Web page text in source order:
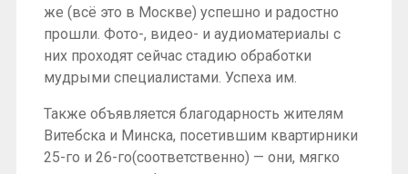
же (всё это в Москве) успешно и радостно
прошли. Фото-, видео- и аудиоматериалы с
них проходят сейчас стадию обработки
мудрыми специалистами. Успеха им.
Также объявляется благодарность жителям
Витебска и Минска, посетившим квартирники
25-го и 26-го(соответственно) — они, мягко